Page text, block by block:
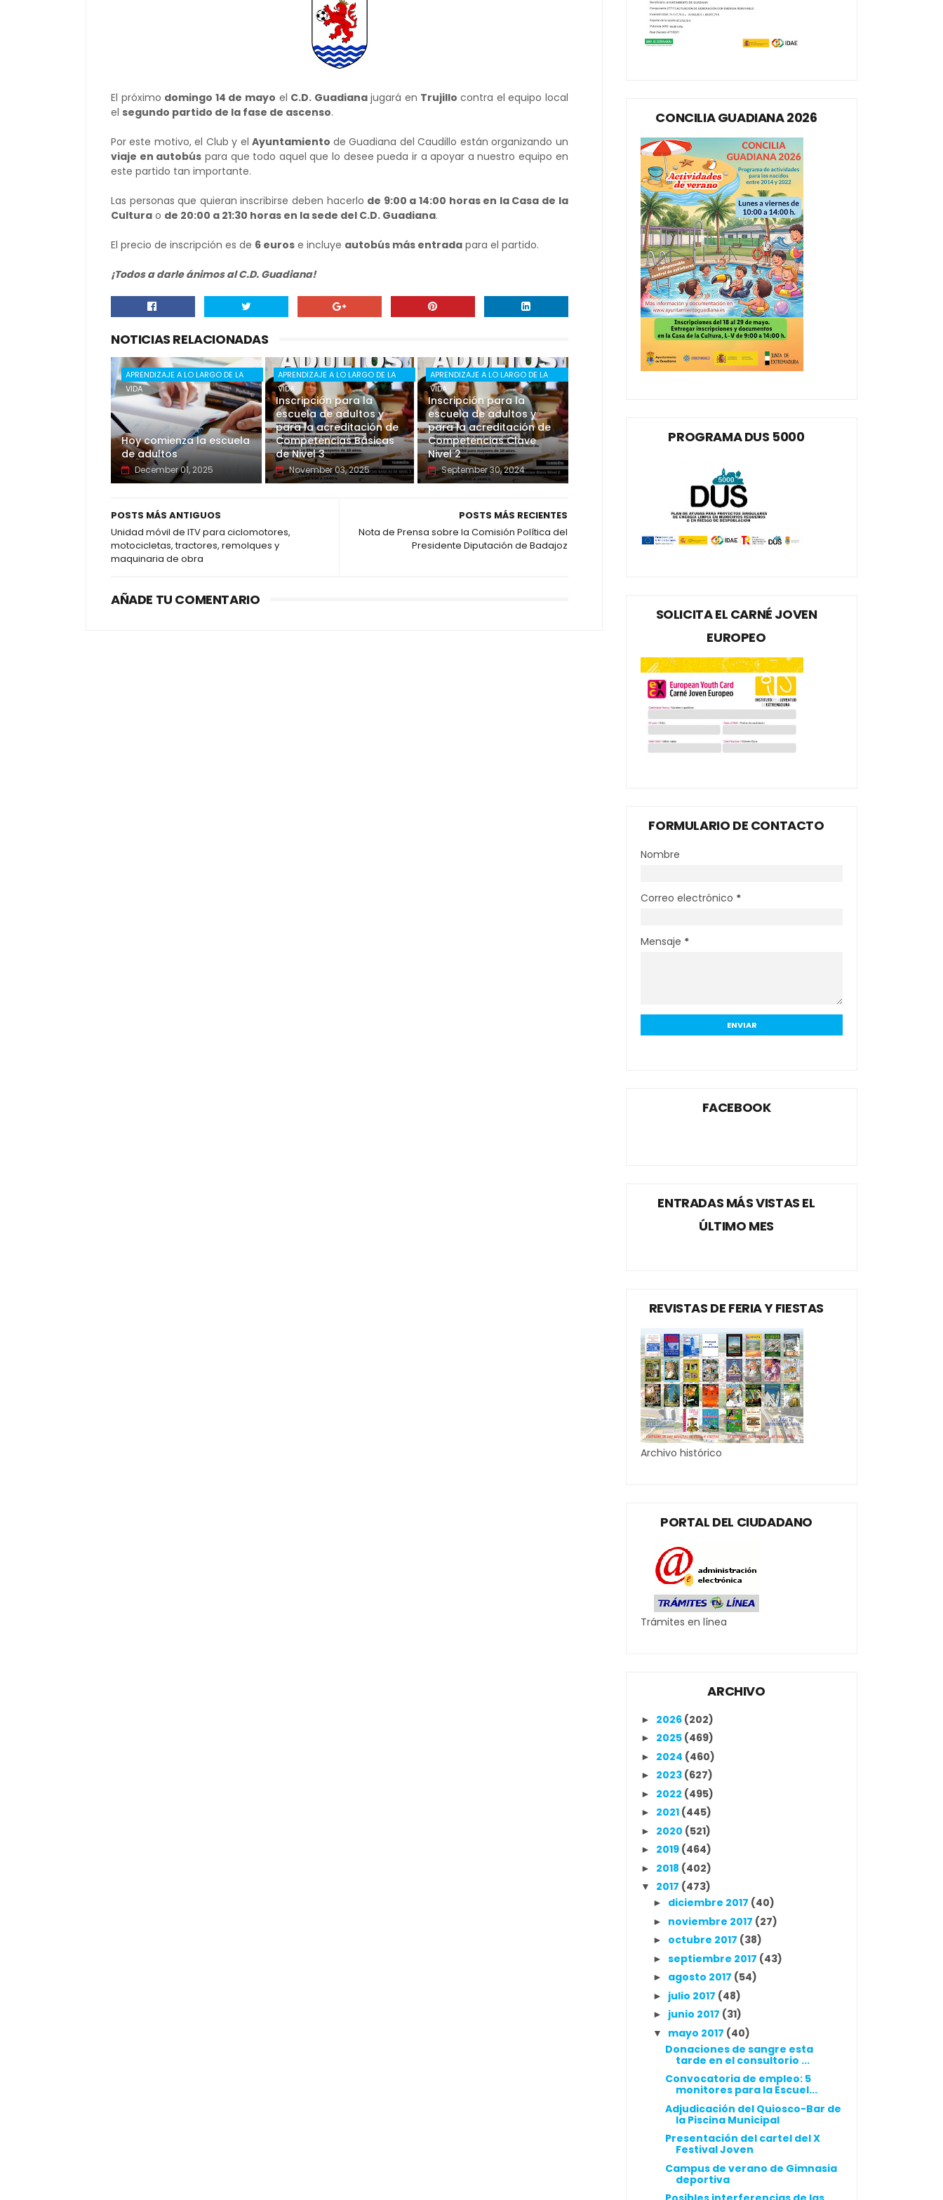
El próximo domingo 14 de mayo el C.D. Guadianajugará en Trujillocontra el equipo local
el segundo partido de la fase de ascenso.
Por este motivo, el Club y elAyuntamiento de Guadiana del Caudillo están organizando un
viaje en autobús para que todo aquel que lo desee pueda ir a apoyar a nuestro equipo en
este partido tan importante.
Las personas que quieran inscribirse deben hacerlo de 9:00 a 14:00 horas en la Casa de la
Cultura o de 20:00 a 21:30 horas en la sede del C.D. Guadiana.
El precio de inscripción es de 6 euros e incluye autobús más entrada para el partido.
¡Todos a darle ánimos al C.D. Guadiana!
NOTICIAS RELACIONADAS
APRENDIZAJE A LO LARGO DE LA
VIDA
Hoy comienza la escuela
de adultos
December 01, 2025
APRENDIZAJE A LO LARGO DE LA
VIDA
Inscripción para la
escuela de adultos y
para la acreditación de
Competencias Básicas
de Nivel 3
November 03, 2025
APRENDIZAJE A LO LARGO DE LA
VIDA
Inscripción para la
escuela de adultos y
para la acreditación de
Competencias Clave
Nivel 2
September 30, 2024
POSTS MÁS RECIENTES
Nota de Prensa sobre la Comisión Política del
Presidente Diputación de Badajoz
POSTS MÁS ANTIGUOS
Unidad móvil de ITV para ciclomotores,
motocicletas, tractores, remolques y
maquinaria de obra
AÑADE TU COMENTARIO
CONCILIA GUADIANA 2026
PROGRAMA DUS 5000
SOLICITA EL CARNÉ JOVEN
EUROPEO
FORMULARIO DE CONTACTO
Nombre
Correo electrónico *
Mensaje *
FACEBOOK
ENTRADAS MÁS VISTAS EL
ÚLTIMO MES
REVISTAS DE FERIA Y FIESTAS
Archivo histórico
PORTAL DEL CIUDADANO
Trámites en línea
ARCHIVO
► 2026 (202)
► 2025 (469)
► 2024 (460)
► 2023 (627)
► 2022 (495)
► 2021 (445)
► 2020 (521)
► 2019 (464)
► 2018 (402)
▼ 2017 (473)
► diciembre 2017 (40)
► noviembre 2017 (27)
► octubre 2017 (38)
► septiembre 2017 (43)
► agosto 2017 (54)
► julio 2017 (48)
► junio 2017 (31)
▼ mayo 2017 (40)
Donaciones de sangre esta
tarde en el consultorio ...
Convocatoria de empleo: 5
monitores para la Escuel...
Adjudicación del Quiosco-Bar de
la Piscina Municipal
Presentación del cartel del X
Festival Joven
Campus de verano de Gimnasia
deportiva